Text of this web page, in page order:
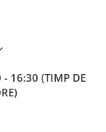
16:30 (TIMP DE